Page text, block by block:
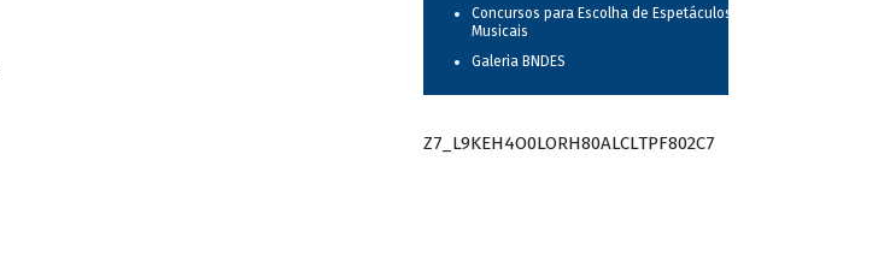
Concursos para Escolha de Espetáculos
Musicais
Galeria BNDES
Z7_L9KEH4O0LORH80ALCLTPF802C7